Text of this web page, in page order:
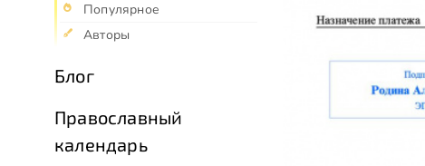
Популярное
Авторы
Блог
Православный
календарь